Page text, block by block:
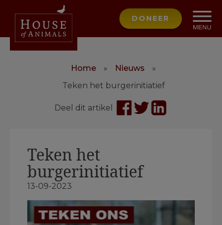
DONEER
Home » Nieuws
»
Teken het burgerinitiatief
Deel dit artikel
Teken het
burgerinitiatief
13-09-2023